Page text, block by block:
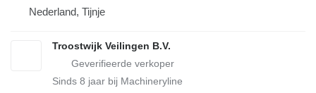
Nederland, Tijnje
Troostwijk Veilingen B.V.
Sinds 8 jaar bij Machineryline